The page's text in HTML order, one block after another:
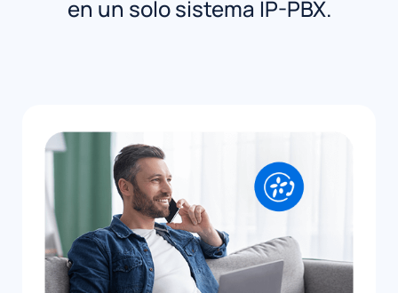
en un solo sistema IP-PBX.